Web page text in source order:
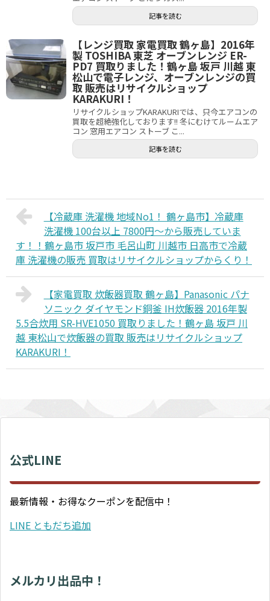
記事を読む
【レンジ買取 家電買取 鶴ヶ島】2016年
製 TOSHIBA 東芝 オーブンレンジ ER-
PD7 買取りました！鶴ヶ島 坂戸 川越 東
松山で電子レンジ、オーブンレンジの買
取 販売はリサイクルショップ
KARAKURI！
リサイクルショップKARAKURIでは、只今エアコンの
買取を超絶強化しております!! 冬にむけてルームエア
コン 窓用エアコン ストーブ こ...
記事を読む
【冷蔵庫 洗濯機 地域No1！ 鶴ヶ島市】冷蔵庫
洗濯機 100台以上 7800円～から販売していま
す！！鶴ヶ島市 坂戸市 毛呂山町 川越市 日高市で冷蔵
庫 洗濯機の販売 買取はリサイクルショップからくり！
【家電買取 炊飯器買取 鶴ヶ島】Panasonic パナ
ソニック ダイヤモンド銅釜 IH炊飯器 2016年製
5.5合炊用 SR-HVE1050 買取りました！鶴ヶ島 坂戸 川
越 東松山で炊飯器の買取 販売はリサイクルショップ
KARAKURI！
公式LINE
最新情報・お得なクーポンを配信中！
LINE ともだち追加
メルカリ出品中！